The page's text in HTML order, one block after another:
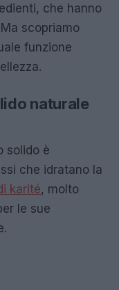
che hanno
scopriamo
funzione
naturale
solido è
che idratano la
karité, molto
le sue